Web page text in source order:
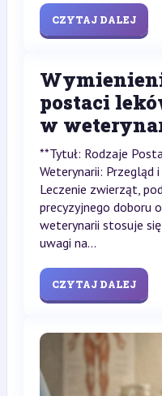
CZYTAJ DALEJ
postaci
w
**Tytuł: Rodzaje
Weterynarii: Przegląd
Leczenie zwierząt,
precyzyjnego doboru
weterynarii stosuje
uwagi na...
CZYTAJ DALEJ